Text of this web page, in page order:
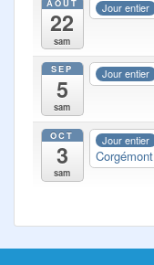
AOÛT
22
sam
Jour entier
SEP
5
sam
Jour entier
OCT
3
sam
Jour entier
Corgémont